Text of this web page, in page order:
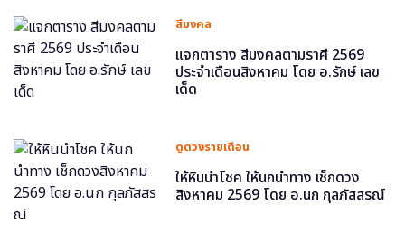
สีมงคล
แจกตาราง สีมงคลตามราศี 2569
ประจำเดือนสิงหาคม โดย อ.รักษ์ เลข
เด็ด
ดูดวงรายเดือน
ให้หินนำโชค ให้นกนำทาง เช็กดวง
สิงหาคม 2569 โดย อ.นก กุลภัสสรณ์